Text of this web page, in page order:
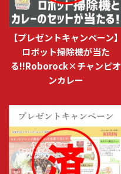
【プレゼントキャンペーン】
ロボット掃除機が当た
る!!Roborock×チャンピオ
ンカレー